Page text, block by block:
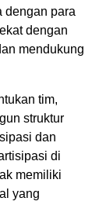
dengan para
dengan
mendukung
tim,
struktur
dan
di
memiliki
yang